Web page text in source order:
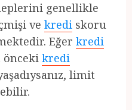
genellikle
ve kredi skoru
Eğer kredi
önceki kredi
limit